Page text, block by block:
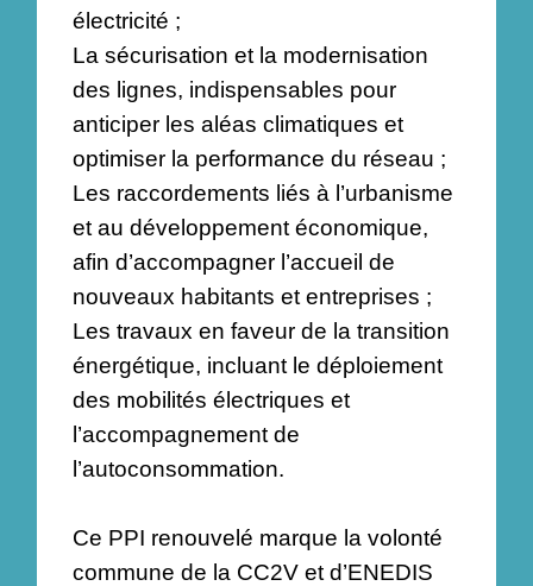
électricité ;
La sécurisation et la modernisation
des lignes, indispensables pour
anticiper les aléas climatiques et
optimiser la performance du réseau ;
Les raccordements liés à l’urbanisme
et au développement économique,
afin d’accompagner l’accueil de
nouveaux habitants et entreprises ;
Les travaux en faveur de la transition
énergétique, incluant le déploiement
des mobilités électriques et
l’accompagnement de
l’autoconsommation.
Ce PPI renouvelé marque la volonté
commune de la CC2V et d’ENEDIS